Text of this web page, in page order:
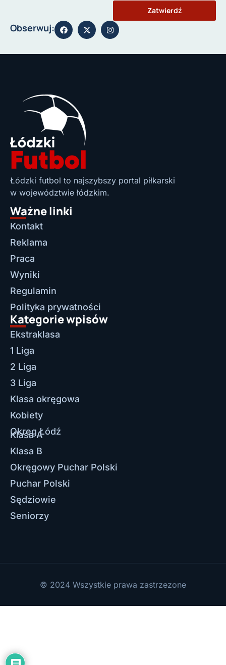
Zatwierdź
Obserwuj:
Łódzki futbol to najszybszy portal piłkarski
w województwie łódzkim.
Ważne linki
Kontakt
Reklama
Praca
Wyniki
Regulamin
Polityka prywatności
Kategorie wpisów
Ekstraklasa
1 Liga
2 Liga
3 Liga
Klasa okręgowa
Kobiety
Okręg Łódź
Klasa A
Klasa B
Okręgowy Puchar Polski
Puchar Polski
Sędziowie
Seniorzy
© 2024 Wszystkie prawa zastrzezone